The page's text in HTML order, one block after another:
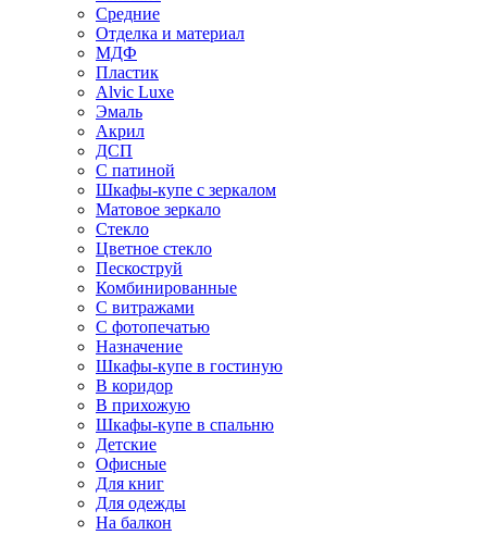
Средние
Отделка и материал
МДФ
Пластик
Alvic Luxe
Эмаль
Акрил
ДСП
С патиной
Шкафы-купе с зеркалом
Матовое зеркало
Стекло
Цветное стекло
Пескоструй
Комбинированные
С витражами
С фотопечатью
Назначение
Шкафы-купе в гостиную
В коридор
В прихожую
Шкафы-купе в спальню
Детские
Офисные
Для книг
Для одежды
На балкон